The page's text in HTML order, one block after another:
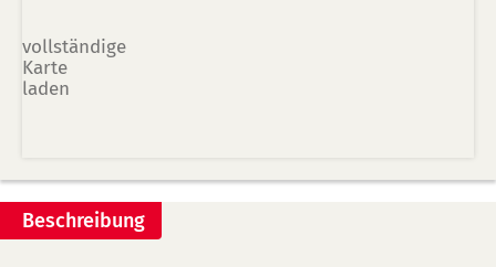
vollständige
Karte
laden
Beschreibung